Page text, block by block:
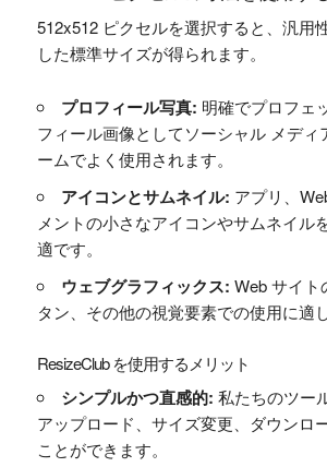
512x512 ピクセルを選択すると、汎用
した標準サイズが得られます。
プロフィール写真: 明確でプロフェ
フィール画像としてソーシャル メディ
ームでよく使用されます。
アイコンとサムネイル: アプリ、
メントの小さなアイコンやサムネイル
適です。
ウェブグラフィックス: Web サイト
タン、その他の視覚要素での使用に適
ResizeClub を使用するメリット
シンプルかつ直感的: 私たちのツー
アップロード、サイズ変更、ダウンロ
ことができます。